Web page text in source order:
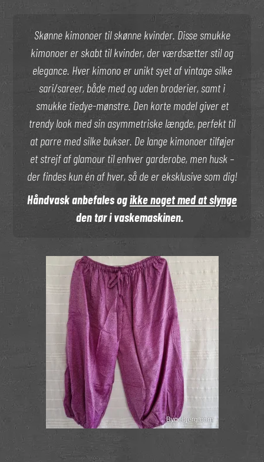
Skønne kimonoer til skønne kvinder. Disse smukke
kimonoer er skabt til kvinder, der værdsætter stil og
elegance. Hver kimono er unikt syet af vintage silke
sari/sareer, både med og uden broderier, samt i
smukke tiedye-mønstre. Den korte model giver et
trendy look med sin asymmetriske længde, perfekt til
at parre med silke bukser. De lange kimonoer tilføjer
et strejf af glamour til enhver garderobe, men husk –
der findes kun én af hver, så de er eksklusive som dig!
Håndvask anbefales ogikke noget med at slynge
den tør i vaskemaskinen.